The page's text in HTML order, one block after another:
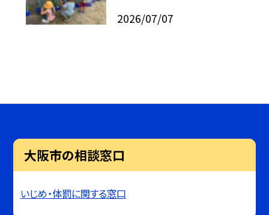
2026/07/07
大阪市の相談窓口
いじめ・体罰に関する窓口